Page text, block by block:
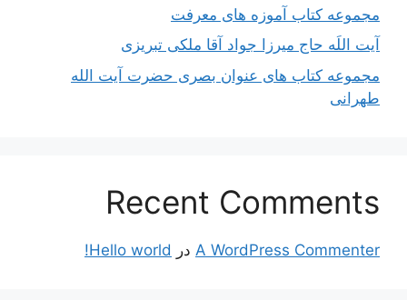
مجموعه کتاب آموزه های معرفت
آیت اللَه حاج میرزا جواد آقا ملکی تبریزی
مجموعه کتاب های عنوان بصری حضرت آیت الله
طهرانی
Recent Comments
A WordPress Commenter در Hello world!